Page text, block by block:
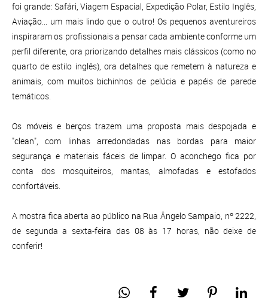
foi grande: Safári, Viagem Espacial, Expedição Polar, Estilo Inglês,
Aviação... um mais lindo que o outro! Os pequenos aventureiros
inspiraram os profissionais a pensar cada ambiente conforme um
perfil diferente, ora priorizando detalhes mais clássicos (como no
quarto de estilo inglês), ora detalhes que remetem à natureza e
animais, com muitos bichinhos de pelúcia e papéis de parede
temáticos.
Os móveis e berços trazem uma proposta mais despojada e
"clean", com linhas arredondadas nas bordas para maior
segurança e materiais fáceis de limpar. O aconchego fica por
conta dos mosquiteiros, mantas, almofadas e estofados
confortáveis.
A mostra fica aberta ao público na Rua Ângelo Sampaio, nº 2222,
de segunda a sexta-feira das 08 às 17 horas, não deixe de
conferir!